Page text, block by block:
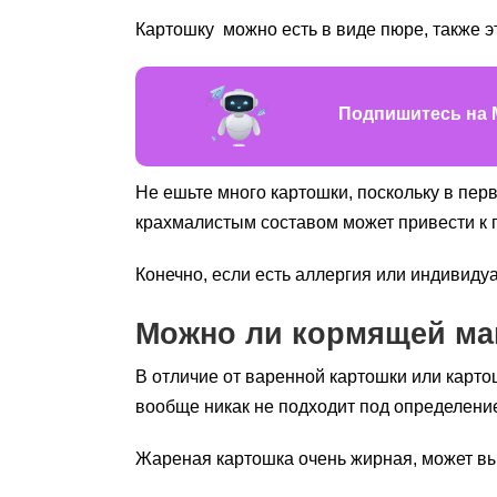
Картошку можно есть в виде пюре, также
Подпишитесь на
Не ешьте много картошки, поскольку в
крахмалистым составом может привести к
Конечно, если есть аллергия или
Можно ли кормящей
В отличие от варенной картошки или
вообще никак не подходит под
Жареная картошка очень жирная, может